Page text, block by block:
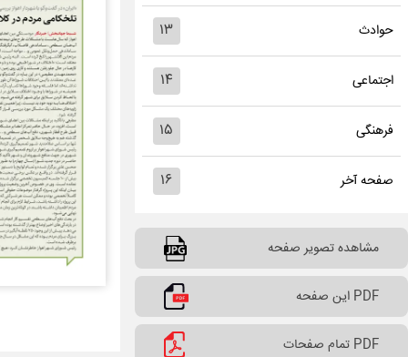
حوادث ۱۳
اجتماعی ۱۴
فرهنگی ۱۵
صفحه آخر ۱۶
مشاهده تصویر صفحه
PDF این صفحه
PDF تمام صفحات